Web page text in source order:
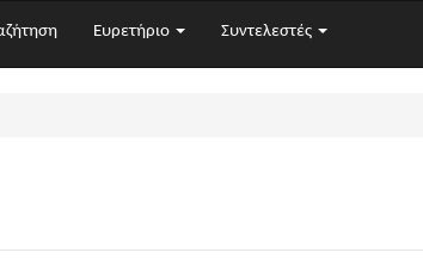
Ευρετήριο Συντελεστές